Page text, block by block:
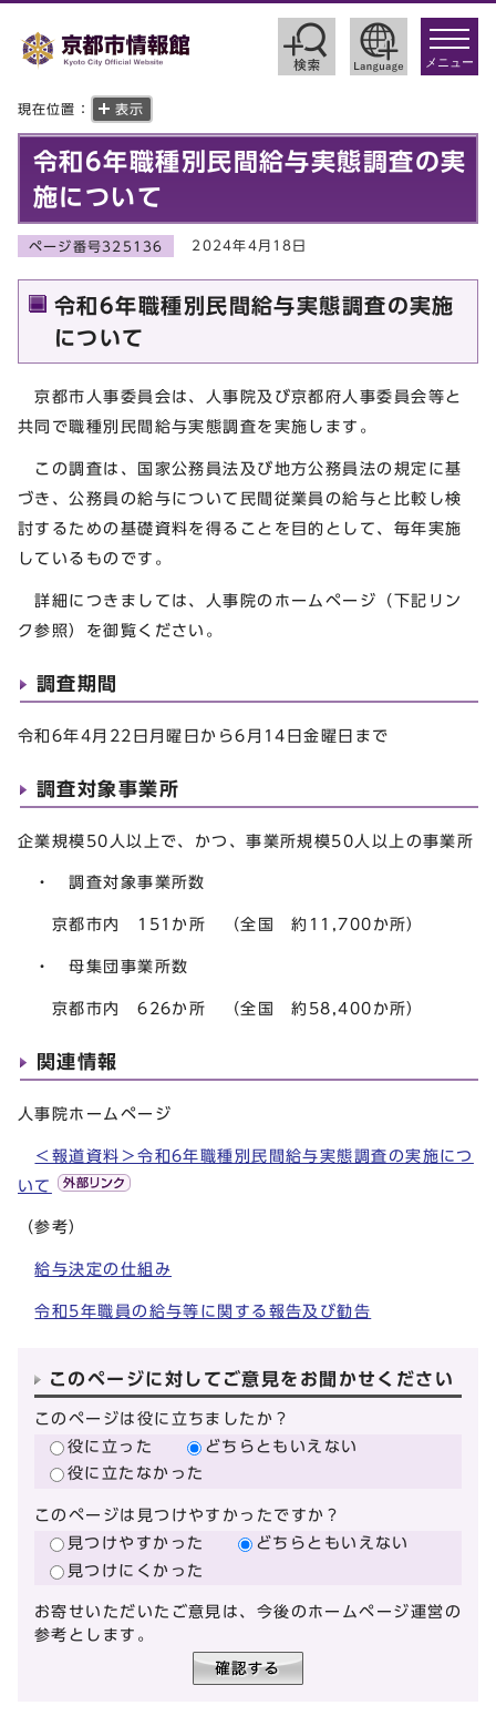
toggle
メニュー
現在位置： 表示
令和6年職種別民間給与実態調査の実
施について
ページ番号325136 2024年4月18日
令和6年職種別民間給与実態調査の実施
について
京都市人事委員会は、人事院及び京都府人事委員会等と
共同で職種別民間給与実態調査を実施します。
この調査は、国家公務員法及び地方公務員法の規定に基
づき、公務員の給与について民間従業員の給与と比較し検
討するための基礎資料を得ることを目的として、毎年実施
しているものです。
詳細につきましては、人事院のホームページ（下記リン
ク参照）を御覧ください。
調査期間
令和6年4月22日月曜日から6月14日金曜日まで
調査対象事業所
企業規模50人以上で、かつ、事業所規模50人以上の事業所
・ 調査対象事業所数
京都市内 151か所 （全国 約11,700か所）
・ 母集団事業所数
京都市内 626か所 （全国 約58,400か所）
関連情報
人事院ホームページ
＜報道資料＞令和6年職種別民間給与実態調査の実施につ
いて
（参考）
給与決定の仕組み
令和5年職員の給与等に関する報告及び勧告
このページに対してご意見をお聞かせください
このページは役に立ちましたか？
役に立った
どちらともいえない
役に立たなかった
このページは見つけやすかったですか？
見つけやすかった
どちらともいえない
見つけにくかった
お寄せいただいたご意見は、今後のホームページ運営の
参考とします。